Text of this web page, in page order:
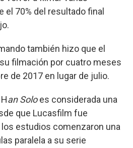
el 70% del resultado final
también hizo que el
filmación por cuatro meses
de 2017 en lugar de julio.
an Soloes considerada una
que Lucasfilm fue
los estudios comenzaron una
paralela a su serie